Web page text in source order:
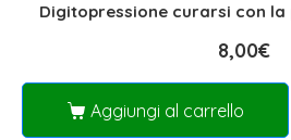
Digitopressione curarsi con
8,00€
Aggiungi al carrello